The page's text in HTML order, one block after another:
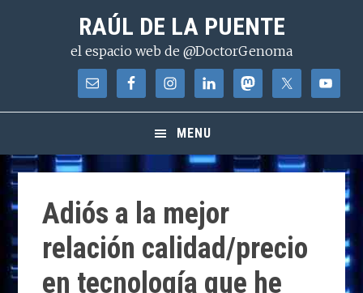
contenido
RAÚL DE LA PUENTE
el espacio web de @DoctorGenoma
MENU
Adiós a la mejor
relación calidad/precio
en tecnología que he